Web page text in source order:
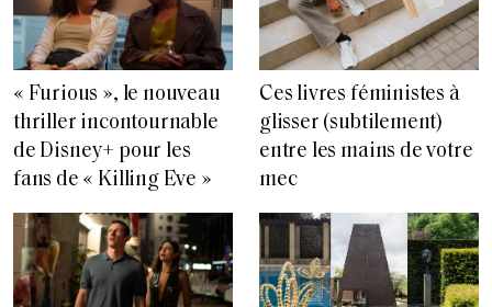
« Furious », le nouveau
thriller incontournable
de Disney+ pour les
fans de « Killing Eve »
Ces livres féministes à
glisser (subtilement)
entre les mains de votre
mec